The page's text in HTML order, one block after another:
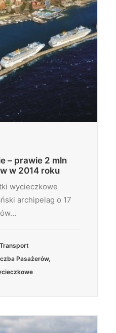
– prawie 2 mln
w 2014 roku
wycieczkowe
archipelag o 17
Transport
Pasażerów,